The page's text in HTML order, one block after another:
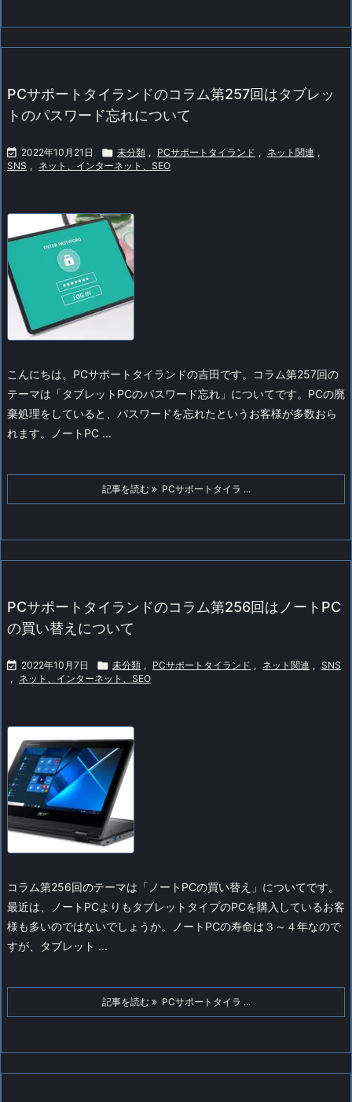
PCサポートタイランドのコラム第257回はタブレッ
トのパスワード忘れについて
 2022年10月21日  未分類 , PCサポートタイランド , ネット関連 ,
SNS , ネット、インターネット、SEO
こんにちは。PCサポートタイランドの吉田です。
コラム第257回の
テーマは「タブレットPCのパスワード忘れ」についてです。 PCの廃
棄処理をしていると、パスワードを忘れたというお客様が多数おら
れます。ノートPC ...
記事を読む PCサポートタイラ ...
PCサポートタイランドのコラム第256回はノートPC
の買い替えについて
 2022年10月7日  未分類 , PCサポートタイランド , ネット関連 , SNS
, ネット、インターネット、SEO
コラム第256回のテーマは「ノートPCの買い替え」についてです。
最近は、ノートPCよりもタブレットタイプのPCを購入しているお客
様も多いのではないでしょうか。
ノートPCの寿命は３～４年なので
すが、タブレット ...
記事を読む PCサポートタイラ ...